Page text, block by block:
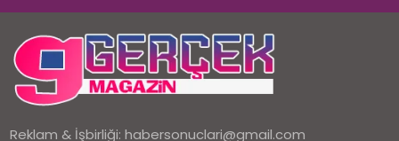
Reklam & İşbirliği:habersonuclari@gmail.com